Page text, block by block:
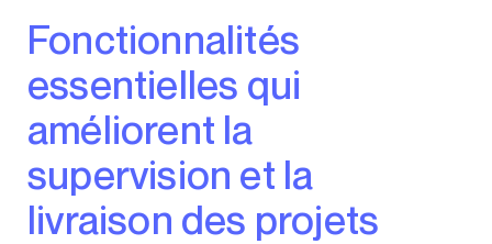
Fonctionnalités
essentielles qui
améliorent la
supervision et la
livraison des projets